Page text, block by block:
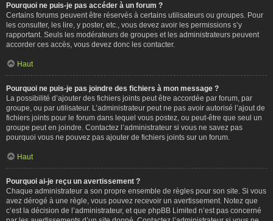
Pourquoi ne puis-je pas accéder à un forum ?
Certains forums peuvent être réservés à certains utilisateurs ou groupes. Pour
les consulter, les lire, y poster, etc., vous devez avoir les permissions s’y
rapportant. Seuls les modérateurs de groupes et les administrateurs peuvent
accorder ces accès, vous devez donc les contacter.
Haut
Pourquoi ne puis-je pas joindre des fichiers à mon message ?
La possibilité d’ajouter des fichiers joints peut être accordée par forum, par
groupe, ou par utilisateur. L’administrateur peut ne pas avoir autorisé l’ajout de
fichiers joints pour le forum dans lequel vous postez, ou peut-être que seul un
groupe peut en joindre. Contactez l’administrateur si vous ne savez pas
pourquoi vous ne pouvez pas ajouter de fichiers joints sur un forum.
Haut
Pourquoi ai-je reçu un avertissement ?
Chaque administrateur a son propre ensemble de règles pour son site. Si vous
avez dérogé à une règle, vous pouvez recevoir un avertissement. Notez que
c’est la décision de l’administrateur, et que phpBB Limited n’est pas concerné